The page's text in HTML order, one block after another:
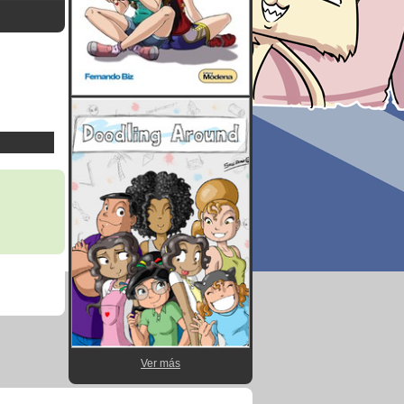
Ver más